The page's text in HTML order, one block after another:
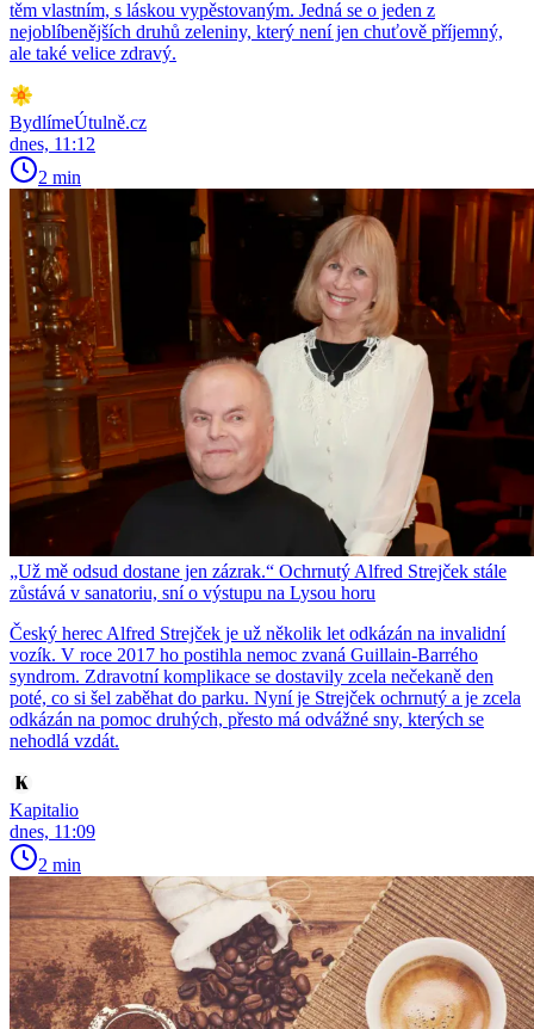
těm vlastním, s láskou vypěstovaným. Jedná se o jeden z
nejoblíbenějších druhů zeleniny, který není jen chuťově příjemný,
ale také velice zdravý.
BydlímeÚtulně.cz
dnes, 11:12
2 min
„Už mě odsud dostane jen zázrak.“ Ochrnutý Alfred Strejček stále
zůstává v sanatoriu, sní o výstupu na Lysou horu
Český herec Alfred Strejček je už několik let odkázán na invalidní
vozík. V roce 2017 ho postihla nemoc zvaná Guillain-Barrého
syndrom. Zdravotní komplikace se dostavily zcela nečekaně den
poté, co si šel zaběhat do parku. Nyní je Strejček ochrnutý a je zcela
odkázán na pomoc druhých, přesto má odvážné sny, kterých se
nehodlá vzdát.
Kapitalio
dnes, 11:09
2 min